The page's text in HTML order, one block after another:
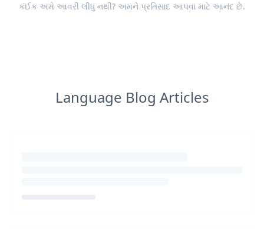
કંઈક અમે આવરી લીધું નથી? અમને પ્રતિસાદ આપવા માટે આનંદ છે.
Language Blog Articles